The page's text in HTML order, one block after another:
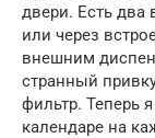
двери. Есть два
или через
внешним
странный
фильтр. Теперь
календаре на